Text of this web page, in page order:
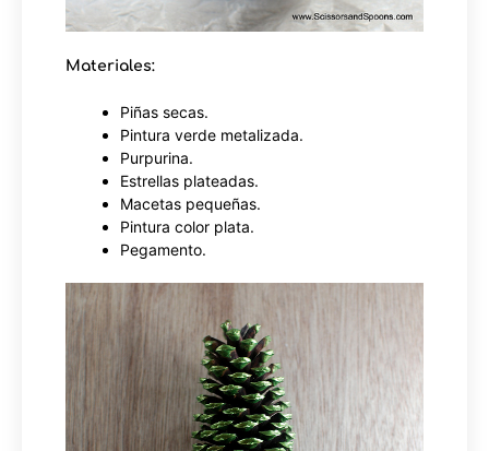
Materiales:
Piñas secas.
Pintura verde metalizada.
Purpurina.
Estrellas plateadas.
Macetas pequeñas.
Pintura color plata.
Pegamento.